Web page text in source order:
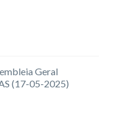
Geral
(17-05-2025)